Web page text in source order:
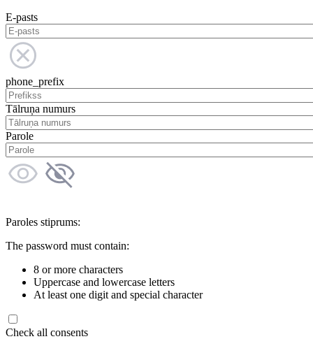
E-pasts
phone_prefix
Tālruņa numurs
Parole
Paroles stiprums:
The password must contain:
8 or more characters
Uppercase and lowercase letters
At least one digit and special character
Check all consents